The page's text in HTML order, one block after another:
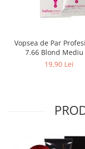
Vopsea de Par
7.66 Blond Mediu
Nuanta de Roscat
19,90 Lei